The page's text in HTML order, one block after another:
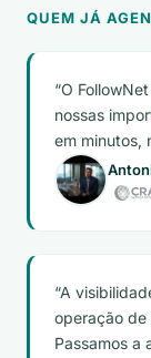
QUEM JÁ
O
nossas
em minutos,
A
operação
Passamos a